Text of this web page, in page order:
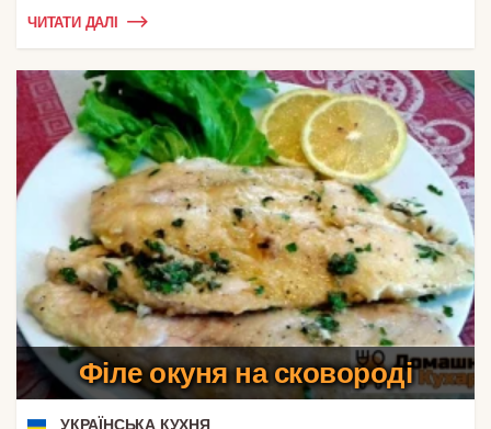
ЧИТАТИ ДАЛІ
Філе окуня на сковороді
УКРАЇНСЬКА КУХНЯ